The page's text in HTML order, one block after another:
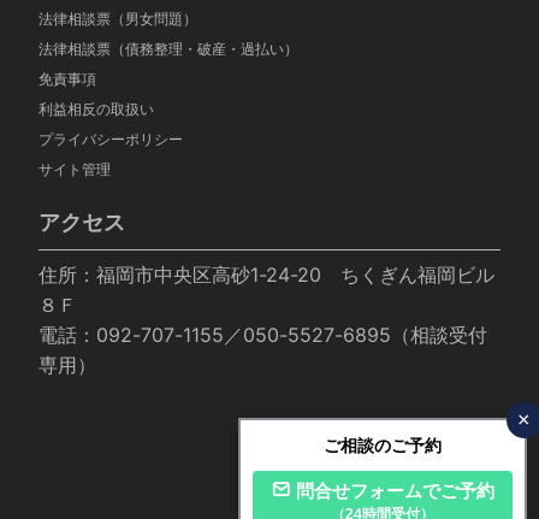
法律相談票（男女問題）
法律相談票（債務整理・破産・過払い）
免責事項
利益相反の取扱い
プライバシーポリシー
サイト管理
アクセス
住所：福岡市中央区高砂1-24-20 ちくぎん福岡ビル
８Ｆ
電話：092-707-1155／050-5527-6895（相談受付
専用）
ご相談のご予約
×
問合せフォームでご予約
（24時間受付）